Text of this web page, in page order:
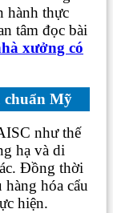
hành thực
tâm đọc bài
xưởng có
chuẩn Mỹ
như thế
hạ và di
Đồng thời
hóa cẩu
hiện.